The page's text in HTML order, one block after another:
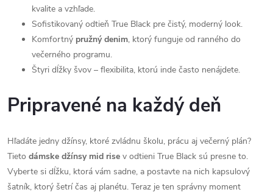
kvalite a vzhľade.
Sofistikovaný odtieň True Black pre čistý, moderný look.
Komfortný pružný denim, ktorý funguje od ranného do
večerného programu.
Štyri dĺžky švov – flexibilita, ktorú inde často nenájdete.
Pripravené na každý deň
Hľadáte jedny džínsy, ktoré zvládnu školu, prácu aj večerný plán?
Tieto dámske džínsy mid rise v odtieni True Black sú presne to.
Vyberte si dĺžku, ktorá vám sadne, a postavte na nich kapsulový
šatník, ktorý šetrí čas aj planétu. Teraz je ten správny moment